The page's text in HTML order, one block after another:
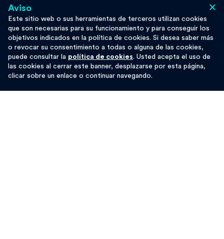
objetivos mencionados. En particular, el enfoque actual
parece distante en muchos aspectos de los principios que
siempre han guiado la actuación de losbancos éticos y
alternativos, adheridos a FEBEA.
Las principales diferencias entre las
×
Aviso
Este sitio web o sus herramientas de terceros utilizan cookies
que son necesarias para su funcionamiento y para conseguir los
objetivos indicados en la política de cookies. Si desea saber más
o revocar su consentimiento a todas o alguna de las cookies,
puede consultar la política de cookies. Usted acepta el uso de
las cookies al cerrar este banner, desplazarse por esta página,
clicar sobre un enlace o continuar navegando.